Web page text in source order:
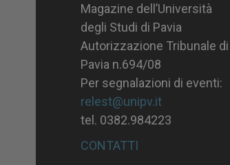
Magazine dell’Università
degli Studi di Pavia
Autorizzazione Tribunale di
Pavia n.694/08
Per segnalazioni di eventi:
relest@unipv.it
tel. 0382.984223
CONTATTI